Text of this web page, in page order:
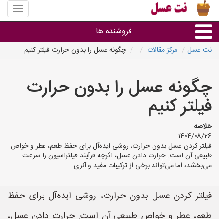
منوی
سایت
عسل
فروشنده ها
استان ها
نت عسل مرکز مقالات چگونه عسل را بدون حرارت فیلتر کنیم
چگونه عسل را بدون حرارت
فیلتر کنیم
خلاصه
1404/08/26
فیلتر کردن عسل بدون حرارت، روشی ایده‌آل برای حفظ طعم، عطر و خواص
طبیعی آن است. حرارت دادن عسل، اگرچه فرآیند فیلتراسیون را سرعت
می‌بخشد، اما می‌تواند برخی از ترکیبات مفید و آنزی
فیلتر کردن عسل بدون حرارت، روشی ایده‌آل برای حفظ
طعم، عطر و خواص طبیعی آن است. حرارت دادن عسل،